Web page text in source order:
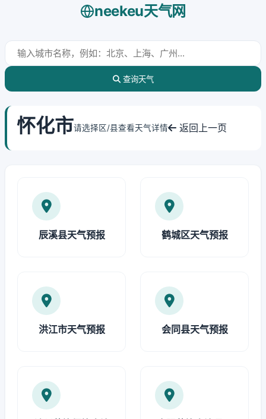
neekeu天气网
查询天气
怀化市请选择区/县查看天气详情 返回上一页
辰溪县天气预报 鹤城区天气预报
洪江市天气预报 会同县天气预报